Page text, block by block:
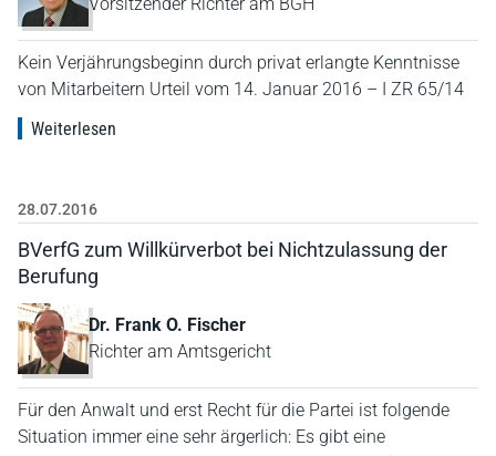
Kein Verjährungsbeginn durch privat erlangte Kenntnisse
von Mitarbeitern Urteil vom 14. Januar 2016 – I ZR 65/14
Weiterlesen
28.07.2016
BVerfG zum Willkürverbot bei Nichtzulassung der
Berufung
Dr. Frank O. Fischer
Richter am Amtsgericht
Für den Anwalt und erst Recht für die Partei ist folgende
Situation immer eine sehr ärgerlich: Es gibt eine